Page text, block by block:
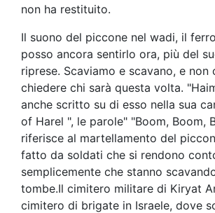
non ha restituito.
Il suono del piccone nel wadi, il
posso ancora sentirlo ora, più del
riprese. Scaviamo e scavano, e non
chiedere chi sarà questa volta.
anche scritto su di esso nella sua
of Harel ", le parole" "Boom, Boom,
riferisce al martellamento del
fatto da soldati che si rendono
semplicemente che stanno
tombe.Il cimitero militare di Kiryat
cimitero di brigate in Israele, dove